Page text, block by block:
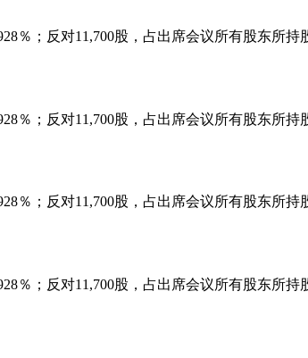
％；反对11,700股，占出席会议所有股东所持
％；反对11,700股，占出席会议所有股东所持
％；反对11,700股，占出席会议所有股东所持
％；反对11,700股，占出席会议所有股东所持